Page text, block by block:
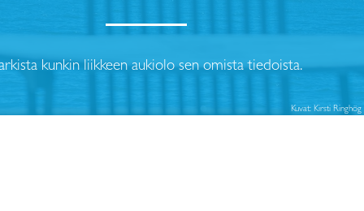
kunkin liikkeen aukiolo sen omista tiedoista.
Kuvat: Kirsti Ringhög